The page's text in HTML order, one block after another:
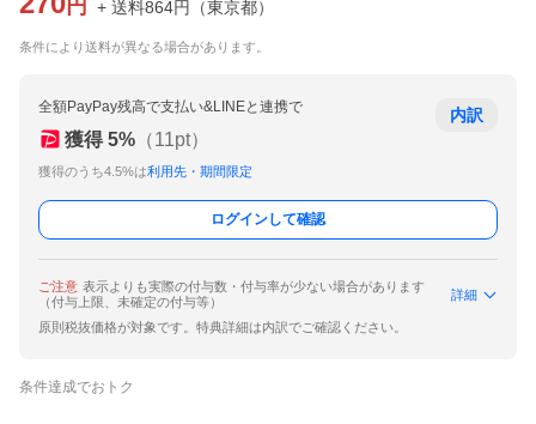
円 + 送料864円 （東京都）
条件により送料が異なる場合があります。
全額PayPay残高で支払い&LINEと連携で
獲得 5% （11pt）
獲得のうち4.5%は利用先・期間限定
内訳
ログインして確認
ご注意 表示よりも実際の付与数・付与率が少ない場合があります
（付与上限、未確定の付与等）
詳細
原則税抜価格が対象です。特典詳細は内訳でご確認ください。
条件達成でおトク